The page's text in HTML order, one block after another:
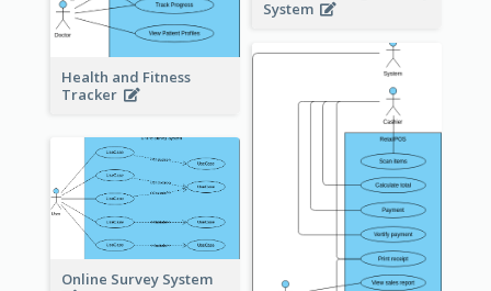
Health and Fitness
Tracker
System
Online Survey System